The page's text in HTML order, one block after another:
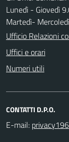
Lunedì - Giovedì
Martedì-
Ufficio Relazioni
Uffici e orari
Numeri utili
CONTATTI D.P.O.
E-mail: